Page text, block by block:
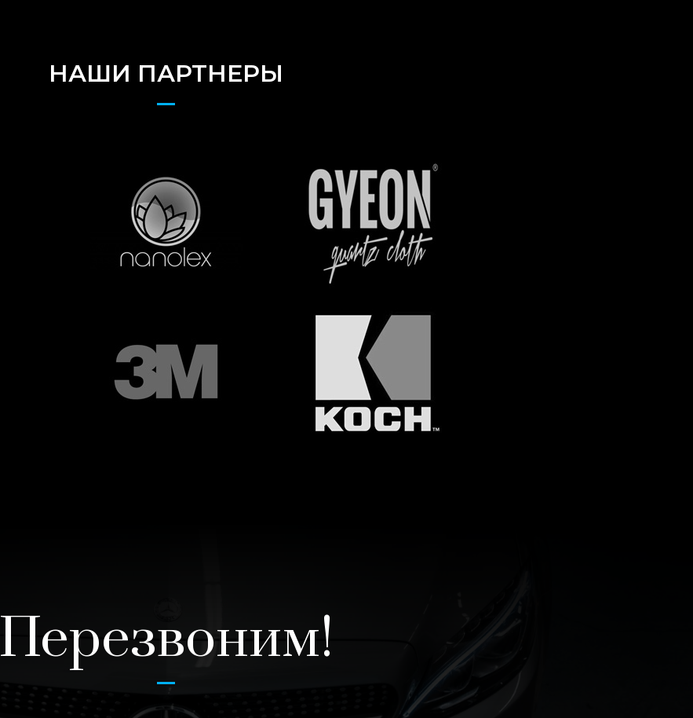
НАШИ ПАРТНЕРЫ
Перезвоним!